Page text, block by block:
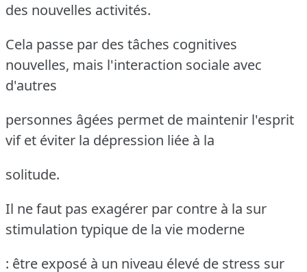
des nouvelles activités.
Cela passe par des tâches cognitives
nouvelles, mais l'interaction sociale avec
d'autres
personnes âgées permet de maintenir l'esprit
vif et éviter la dépression liée à la
solitude.
Il ne faut pas exagérer par contre à la sur
stimulation typique de la vie moderne
: être exposé à un niveau élevé de stress sur